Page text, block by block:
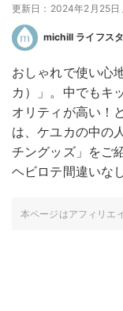
更新日：2024年2月25日
michill ライフス
おしゃれで使い心
カ）」。中でもキ
オリティが高い！
は、ケユカの中の
チングッズ」をご
ヘビロテ間違いな
本ページはアフィリエ